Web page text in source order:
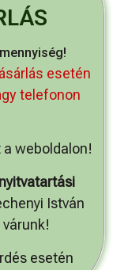
esetén
telefonon
weboldalon!
István
esetén